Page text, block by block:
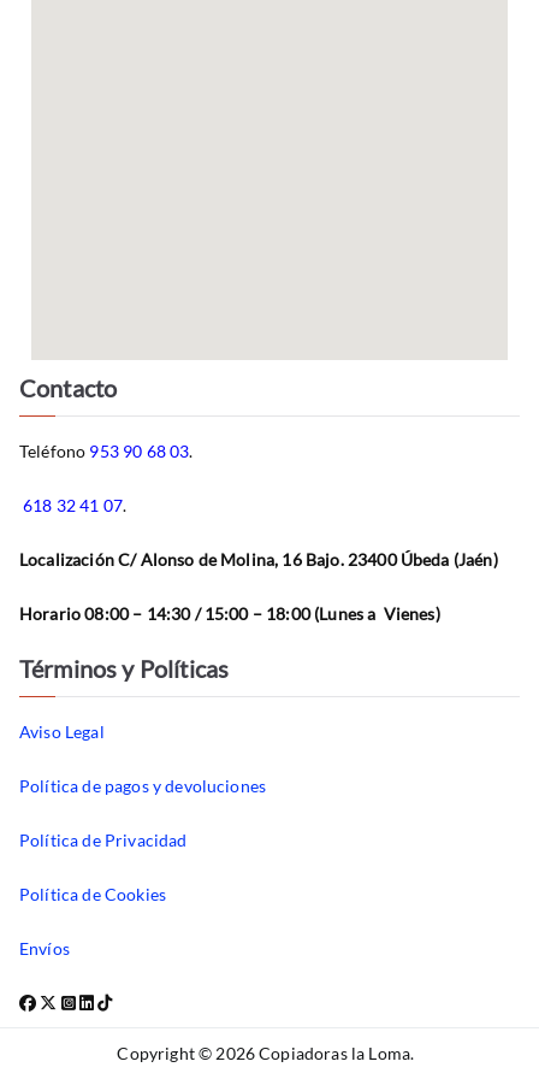
Contacto
Teléfono 953 90 68 03.
618 32 41 07.
Localización C/ Alonso de Molina, 16 Bajo. 23400 Úbeda (Jaén)
Horario 08:00 – 14:30 / 15:00 – 18:00 (Lunes a Vienes)
Términos y Políticas
Aviso Legal
Política de pagos y devoluciones
Política de Privacidad
Política de Cookies
Envíos
Copyright © 2026Copiadoras la Loma.